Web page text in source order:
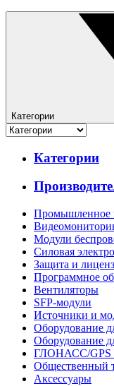
Категории
Категории
Промышленное
Модули
Силовая
Защита и
Программное
Вентиляторы
SFP-модули
Источники и
Оборудование
Оборудование
ГЛОНАСС/GPS
Общественный
Аксессуары